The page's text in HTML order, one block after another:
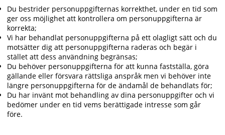
Du bestrider personuppgifternas korrekthet, under en tid som
ger oss möjlighet att kontrollera om personuppgifterna är
korrekta;
Vi har behandlat personuppgifterna på ett olagligt sätt och du
motsätter dig att personuppgifterna raderas och begär i
stället att dess användning begränsas;
Du behöver personuppgifterna för att kunna fastställa, göra
gällande eller försvara rättsliga anspråk men vi behöver inte
längre personuppgifterna för de ändamål de behandlats för;
Du har invänt mot behandling av dina personuppgifter och vi
bedömer under en tid vems berättigade intresse som går
före.